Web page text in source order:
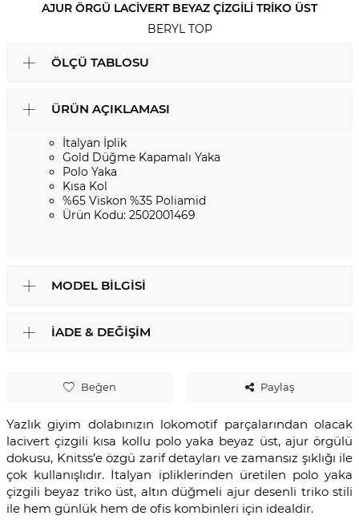
AJUR ÖRGÜ LACIVERT BEYAZ ÇIZGILI TRIKO ÜST
BERYL TOP
Beğen Paylaş
Yazlık giyim dolabınızın lokomotif parçalarından olacak
lacivert çizgili kısa kollu polo yaka beyaz üst, ajur örgülü
dokusu, Knitss’e özgü zarif detayları ve zamansız şıklığı ile
çok kullanışlıdır. İtalyan ipliklerinden üretilen polo yaka
çizgili beyaz triko üst, altın düğmeli ajur desenli triko stili
ile hem günlük hem de ofis kombinleri için idealdir.
ÖLÇÜ TABLOSU
ÜRÜN AÇIKLAMASI
İtalyan İplik
Gold Düğme Kapamalı Yaka
Polo Yaka
Kısa Kol
%65 Viskon %35 Poliamid
Ürün Kodu: 2502001469
MODEL BILGISI
İADE & DEĞIŞIM